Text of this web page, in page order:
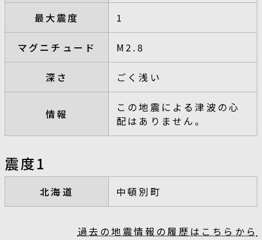
最大震度 1
マグニチュード M2.8
深さ ごく浅い
情報
この地震による津波の心
配はありません。
震度1
北海道 中頓別町
過去の地震情報の履歴はこちらから